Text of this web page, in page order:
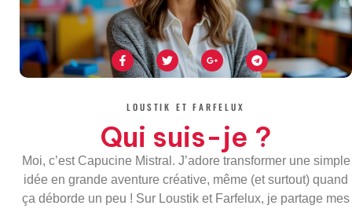
F
a
c
e
o
-
f
T
w
i
t
r
G
o
o
g
-
u
-
g
T
e
l
e
LOUSTIK ET FARFELUX
Qui suis-je ?
Moi, c’est Capucine Mistral. J’adore transformer une simple
idée en grande aventure créative, même (et surtout) quand
ça déborde un peu ! Sur Loustik et Farfelux, je partage mes